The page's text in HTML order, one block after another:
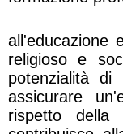
all'educazione
religioso e
potenzialità di
assicurare
rispetto della